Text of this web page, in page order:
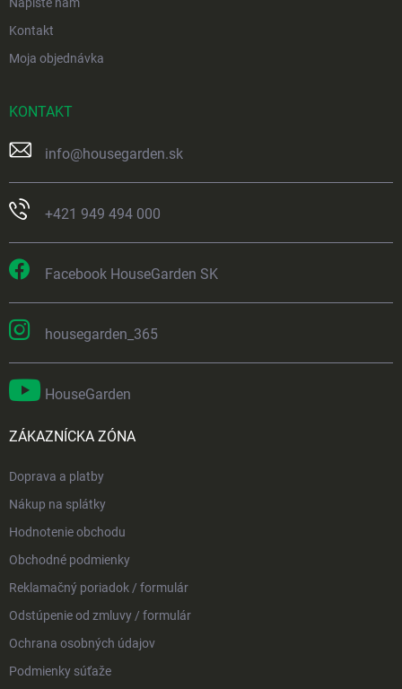
Napíšte nám
Kontakt
Moja objednávka
KONTAKT
info@housegarden.sk
+421 949 494 000
Facebook HouseGarden SK
housegarden_365
HouseGarden
ZÁKAZNÍCKA ZÓNA
Doprava a platby
Nákup na splátky
Hodnotenie obchodu
Obchodné podmienky
Reklamačný poriadok / formulár
Odstúpenie od zmluvy / formulár
Ochrana osobných údajov
Podmienky súťaže